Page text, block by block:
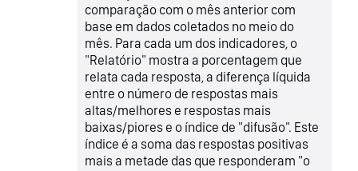
comparação com o mês anterior com
base em dados coletados no meio do
mês. Para cada um dos indicadores, o
"Relatório" mostra a porcentagem que
relata cada resposta, a diferença líquida
entre o número de respostas mais
altas/melhores e respostas mais
baixas/piores e o índice de "difusão". Este
índice é a soma das respostas positivas
mais a metade das que responderam "o